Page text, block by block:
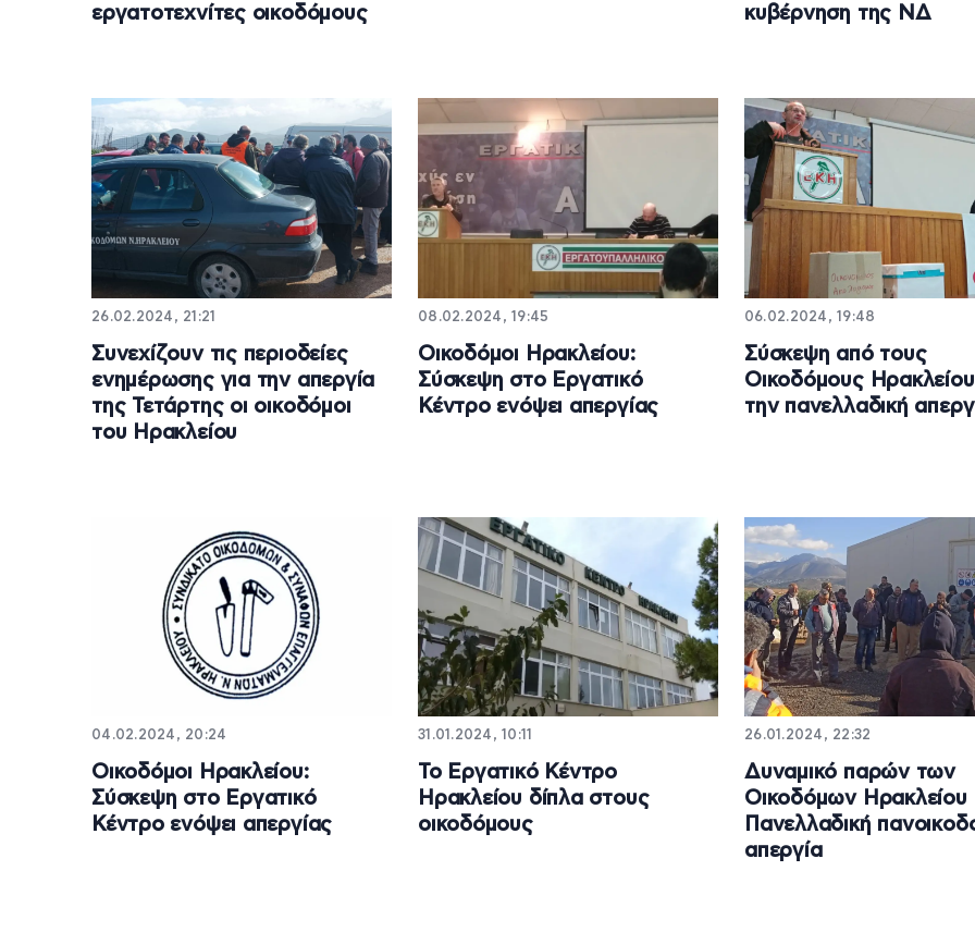
εργατοτεχνίτες οικοδόμους
κυβέρνηση της ΝΔ
26.02.2024, 21:21
Συνεχίζουν τις περιοδείες
ενημέρωσης για την απεργία
της Τετάρτης οι οικοδόμοι
του Ηρακλείου
08.02.2024, 19:45
Οικοδόμοι Ηρακλείου:
Σύσκεψη στο Εργατικό
Κέντρο ενόψει απεργίας
06.02.2024, 19:48
Σύσκεψη από τους
Οικοδόμους Ηρακλείου
την πανελλαδική
04.02.2024, 20:24
Οικοδόμοι Ηρακλείου:
Σύσκεψη στο Εργατικό
Κέντρο ενόψει απεργίας
31.01.2024, 10:11
Το Εργατικό Κέντρο
Ηρακλείου δίπλα στους
οικοδόμους
26.01.2024, 22:32
Δυναμικό παρών των
Οικοδόμων Ηρακλείου
Πανελλαδική
απεργία